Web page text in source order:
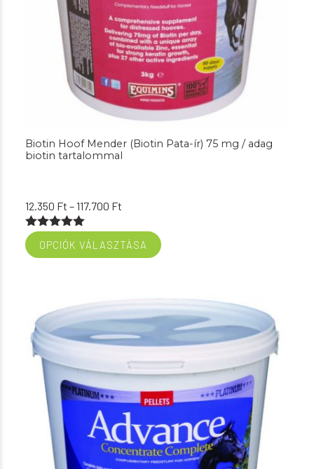
Biotin Hoof Mender (Biotin Pata-ír) 75 mg / adag
biotin tartalommal
12.350 Ft –117.700 Ft
-
117.700 Ft
Értékelés:
5.00/ 5
OPCIÓK VÁLASZTÁSA